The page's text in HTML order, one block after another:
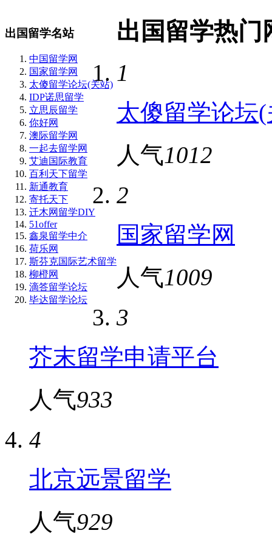
出国留学名站
中国留学网
国家留学网
太傻留学论坛(关站)
IDP诺思留学
立思辰留学
你好网
澳际留学网
一起去留学网
艾迪国际教育
百利天下留学
新通教育
寄托天下
迁木网留学DIY
51offer
鑫泉留学中介
荷乐网
斯芬克国际艺术留学
柳橙网
滴答留学论坛
毕达留学论坛
出国留学热门
1
太傻留学论坛
人气1012
2
国家留学网
人气1009
3
芥末留学申请平台
人气933
4
北京远景留学
人气929